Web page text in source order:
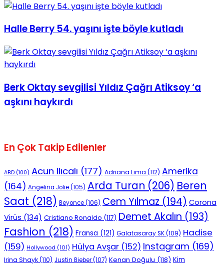
No Result
View All Result
Halle Berry 54. yaşını işte böyle kutladı
Berk Oktay sevgilisi Yıldız Çağrı Atiksoy ‘a
aşkını haykırdı
En Çok Takip Edilenler
ABD (100) Acun Ilıcalı (177) Adriana Lima (112) Amerika
(164) Angelina Jolie(105) Arda Turan (206) Beren
Saat (218) Beyonce(106) Cem Yılmaz (194) Corona
Virüs (134) Cristiano Ronaldo (117) Demet Akalın (193)
Fashion (218) Fransa (121) Galatasaray SK(109) Hadise
(159) Hollywood (101) Hülya Avşar (152) Instagram (169)
Irina Shayk(110) Justin Bieber(107) Kenan Doğulu (118) Kim